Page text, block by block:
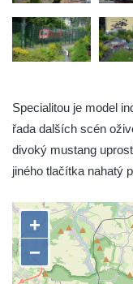
Specialitou je model
řada dalších scén
divoký mustang
jiného tlačítka nahatý